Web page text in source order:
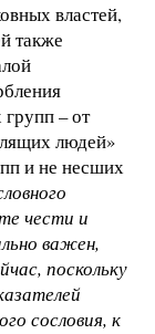
властей,
также
– от
людей»
и не несших
чести и
важен,
поскольку
сословия, к